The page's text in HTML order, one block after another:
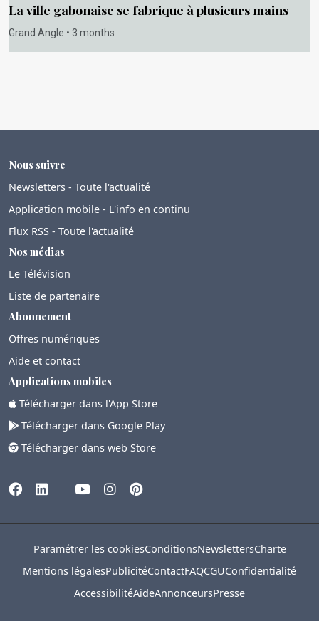
La ville gabonaise se fabrique à plusieurs mains
Grand Angle • 3 months
Nous suivre
Newsletters - Toute l'actualité
Application mobile - L'info en continu
Flux RSS - Toute l'actualité
Nos médias
Le Télévision
Liste de partenaire
Abonnement
Offres numériques
Aide et contact
Applications mobiles
Télécharger dans l'App Store
Télécharger dans Google Play
Télécharger dans web Store
Paramétrer les cookiesConditionsNewslettersCharte
Mentions légalesPublicitéContactFAQCGUConfidentialité
AccessibilitéAideAnnonceursPresse